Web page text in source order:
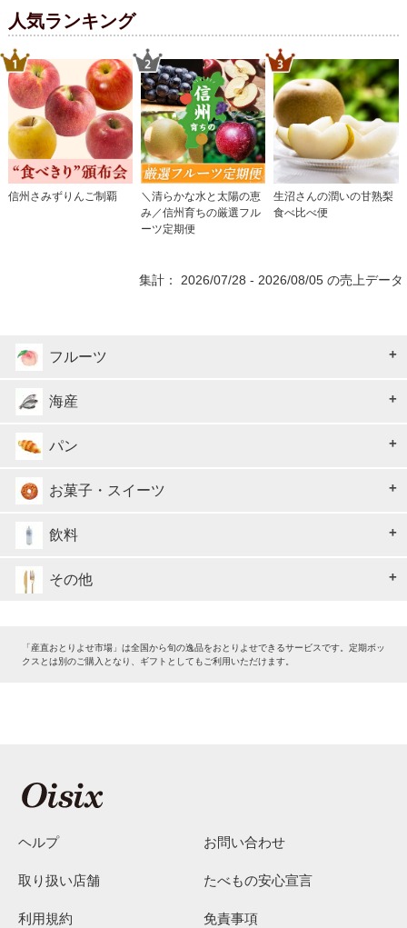
人気ランキング
信州さみずりんご制覇
＼清らかな水と太陽の恵
み／信州育ちの厳選フル
ーツ定期便
生沼さんの潤いの甘熟梨
食べ比べ便
集計： 2026/07/28 - 2026/08/05 の売上データ
フルーツ
海産
パン
お菓子・スイーツ
飲料
その他
「産直おとりよせ市場」は全国から旬の逸品をおとりよせできるサービスです。定期ボッ
クスとは別のご購入となり、ギフトとしてもご利用いただけます。
ヘルプ お問い合わせ
取り扱い店舗 たべもの安心宣言
利用規約 免責事項